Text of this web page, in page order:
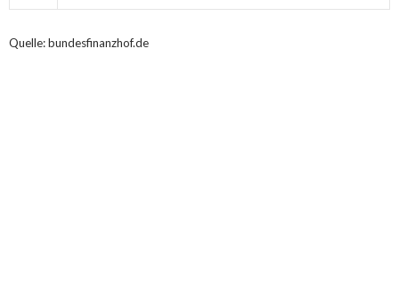
Quelle: bundesfinanzhof.de